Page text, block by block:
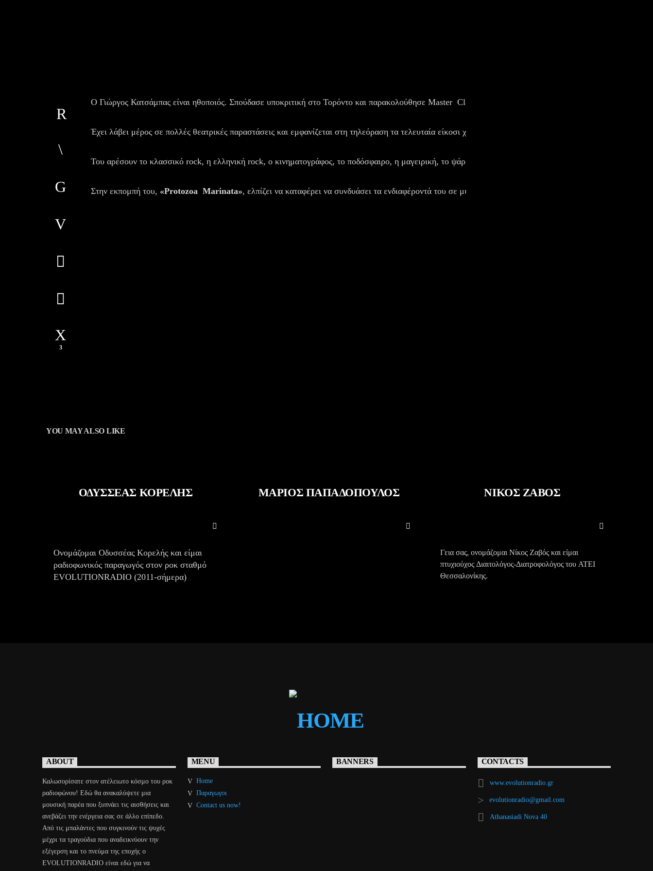
3
Ο Γιώργος Κατσάμπας είναι ηθοποιός. Σπούδασε υποκριτική στο Τορόντο και παρακολούθησε Master Classes
Έχει λάβει μέρος σε πολλές θεατρικές παραστάσεις και εμφανίζεται στη τηλεόραση τα τελευταία είκοσι χρόνια σε πολύ γνωστά σήριαλ και διαφημίσεις.
Του αρέσουν το κλασσικό rock, η ελληνική rock, ο κινηματογράφος, το ποδόσφαιρο, η μαγειρική, το ψάρεμα, τα ταξίδια και όλες οι μορφές Τέχνης.
Στην εκπομπή του, «Protozoa Marinata», ελπίζει να καταφέρει να συνδυάσει τα ενδιαφέροντά του σε μια μουσική προβιοτική σούπα.
YOU MAY ALSO LIKE
ΟΔΥΣΣΕΑΣ ΚΟΡΕΛΗΣ
Ονομάζομαι Οδυσσέας Κορελής και είμαι
ραδιοφωνικός παραγωγός στον ροκ σταθμό
EVOLUTIONRADIO(2011-σήμερα)
ΜΑΡΙΟΣ ΠΑΠΑΔΟΠΟΥΛΟΣ ΝΙΚΟΣ ΖΑΒΟΣ
Γεια σας, ονομάζομαι Νίκος Ζαβός και είμαι
πτυχιούχος Διαιτολόγος-Διατροφολόγος του ΑΤΕΙ
Θεσσαλονίκης.
ABOUT
Καλωσορίσατε στον ατέλειωτο κόσμο του ροκ
ραδιοφώνου! Εδώ θα ανακαλύψετε μια
μουσική παρέα που ξυπνάει τις αισθήσεις και
ανεβάζει την ενέργεια σας σε άλλο επίπεδο.
Από τις μπαλάντες που συγκινούν τις ψυχές
μέχρι τα τραγούδια που αναδεικνύουν την
εξέγερση και το πνεύμα της εποχής o
EVOLUTIONRADIO είναι εδώ για να
MENU
Home
Παραγωγοι
Contact us now!
BANNERS CONTACTS
www.evolutionradio.gr
evolutionradio@gmail.com
Athanasiadi Nova 40